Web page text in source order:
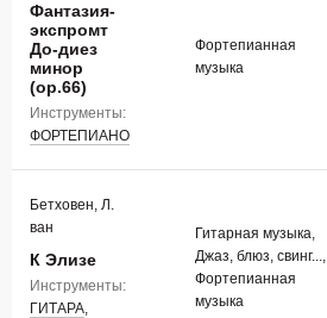
Фантазия-
экспромт
До-диез
минор
(op.66)
Инструменты:
ФОРТЕПИАНО
Фортепианная
музыка
Бетховен, Л.
ван
К Элизе
Инструменты:
ГИТАРА,
Гитарная музыка,
Джаз, блюз, свинг...,
Фортепианная
музыка